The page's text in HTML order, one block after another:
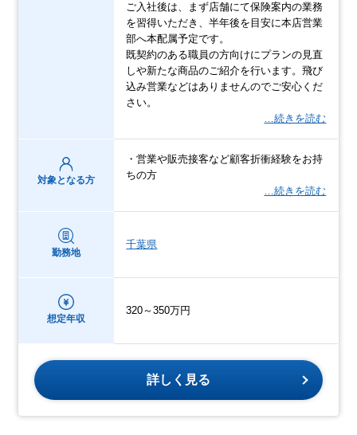
ご入社後は、まず店舗にて保険案内の業務
を習得いただき、半年後を目安に本店営業
部へ本配属予定です。
既契約のある職員の方向けにプランの見直
しや新たな商品のご紹介を行います。飛び
込み営業などはありませんのでご安心くだ
さい。
…続きを読む
対象となる方
・営業や販売接客など顧客折衝経験をお持
ちの方
…続きを読む
勤務地
千葉県
想定年収
320～350万円
詳しく見る